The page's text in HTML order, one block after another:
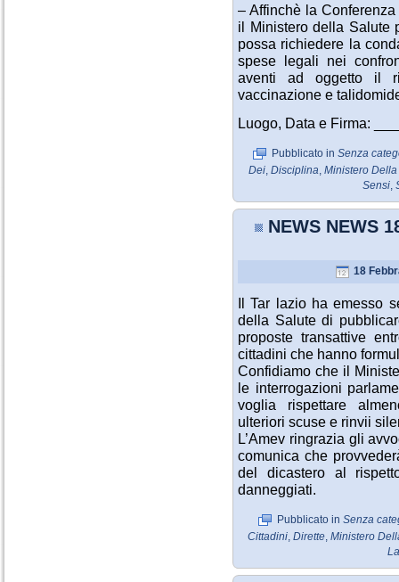
– Affinchè la
il Ministero della Salute
possa richiedere la
spese legali nei
aventi ad oggetto il
vaccinazione e
Luogo, Data e Firma:
Pubblicato in Senza
Dei Disciplina Ministero
Sensi,
NEWS NEWS
18
Il Tar lazio ha emesso
della Salute di
proposte transattive
cittadini che hanno
Confidiamo che il
le interrogazioni
voglia rispettare
ulteriori scuse e rinvii
L’Amev ringrazia gli
comunica che
del dicastero al
danneggiati.
Pubblicato in Senza
Cittadini, Dirette, Ministero